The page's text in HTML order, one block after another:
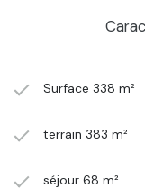
Surface 338 m²
terrain 383 m²
séjour 68 m²